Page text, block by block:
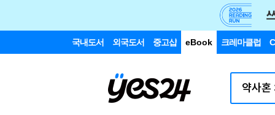
국내도서 외국도서 중고샵 eBook 크레마클럽